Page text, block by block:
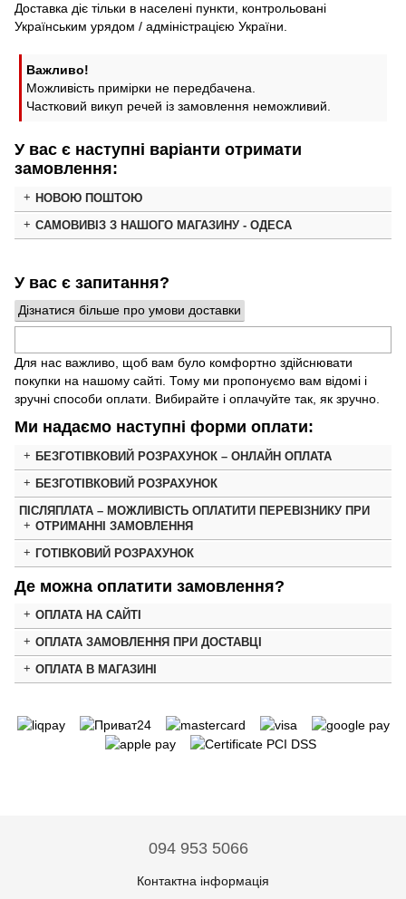
Доставка діє тільки в населені пункти, контрольовані
Українським урядом / адміністрацією України.
Важливо!
Можливість примірки не передбачена.
Частковий викуп речей із замовлення неможливий.
У вас є наступні варіанти отримати
замовлення:
НОВОЮ ПОШТОЮ
САМОВИВІЗ З НАШОГО МАГАЗИНУ - ОДЕСА
У вас є запитання?
Дізнатися більше про умови доставки
Для нас важливо, щоб вам було комфортно здійснювати
покупки на нашому сайті. Тому ми пропонуємо вам відомі і
зручні способи оплати. Вибирайте і оплачуйте так, як зручно.
Ми надаємо наступні форми оплати:
БЕЗГОТІВКОВИЙ РОЗРАХУНОК – ОНЛАЙН ОПЛАТА
БЕЗГОТІВКОВИЙ РОЗРАХУНОК
ПІСЛЯПЛАТА – МОЖЛИВІСТЬ ОПЛАТИТИ ПЕРЕВІЗНИКУ ПРИ
ОТРИМАННІ ЗАМОВЛЕННЯ
ГОТІВКОВИЙ РОЗРАХУНОК
Де можна оплатити замовлення?
ОПЛАТА НА САЙТІ
ОПЛАТА ЗАМОВЛЕННЯ ПРИ ДОСТАВЦІ
ОПЛАТА В МАГАЗИНІ
094 953 5066
Контактна інформація